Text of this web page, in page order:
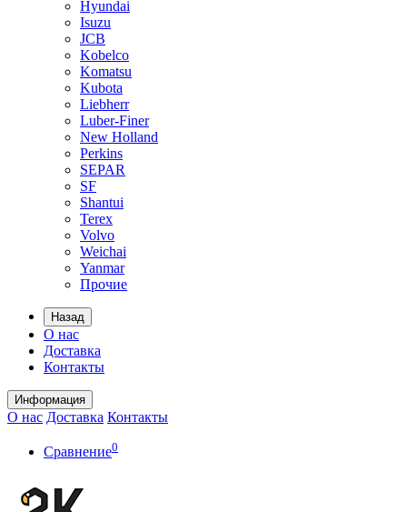
Hyundai
Isuzu
JCB
Kobelco
Komatsu
Kubota
Liebherr
Luber-Finer
New Holland
Perkins
SEPAR
SF
Shantui
Terex
Volvo
Weichai
Yanmar
Прочие
Назад
О нас
Доставка
Контакты
Информация
О нас Доставка Контакты
Сравнение0